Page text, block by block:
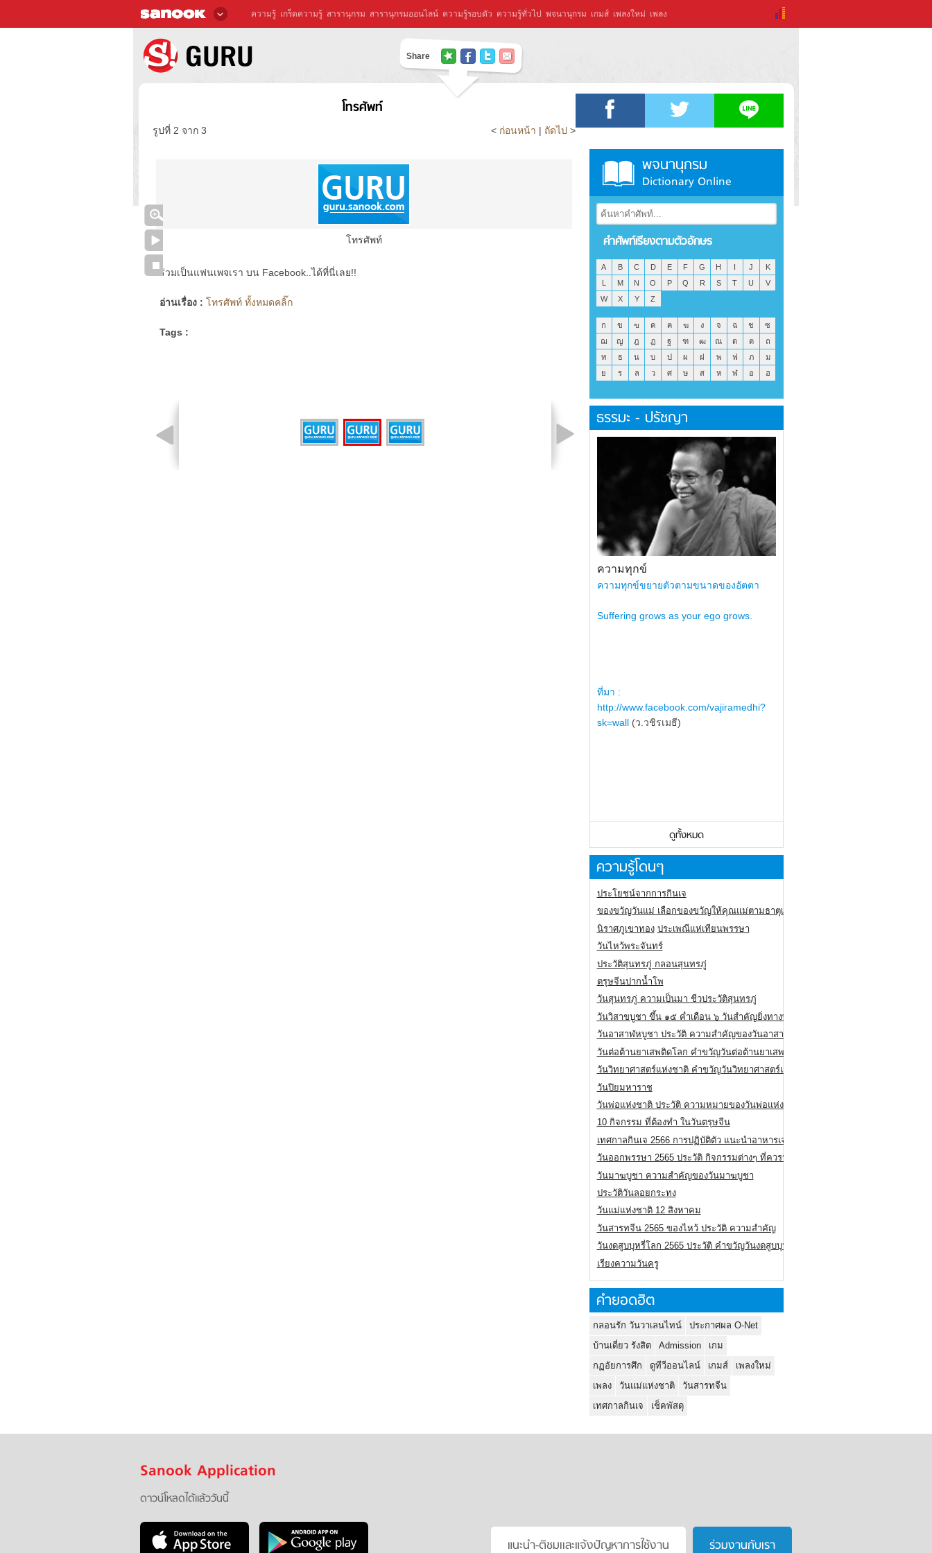
ความรู้ เกร็ดความรู้ สารานุกรม สารานุกรมออนไลน์ ความรู้รอบตัว ความรู้ทั่วไป พจนานุกรม เกมส์ เพลงใหม่ เพลง
Share
โทรศัพท์
รูปที่ 2 จาก 3 < ก่อนหน้า | ถัดไป >
โทรศัพท์
ร่วมเป็นแฟนเพจเรา บน Facebook..ได้ที่นี่เลย!!
อ่านเรื่อง : โทรศัพท์ ทั้งหมดคลิ๊ก
Tags :
พจนานุกรม
Dictionary Online
คำศัพท์เรียงตามตัวอักษร
A B C D E F G H I J
K
L
M N O P Q R S T U
V
W
X Y Z
ก ข ฃ ค ฅ ฆ ง จ ฉ ช
ซ
ฌ
ญ ฎ ฏ ฐ ฑ ฒ ณ ด ต
ถ
ท
ธ น บ ป ผ ฝ พ ฟ ภ
ม
ย
ร ล ว ศ ษ ส ห ฬ อ ฮ
ธรรมะ - ปรัชญา
ความทุกข์
ความทุกข์ขยายตัวตามขนาดของอัตตา
Suffering grows as your ego grows.
ที่มา :
http://www.facebook.com/vajiramedhi?
sk=wall (ว.วชิรเมธี)
ดูทั้งหมด
ความรู้โดนๆ
ประโยชน์จากการกินเจ
ของขวัญวันแม่ เลือกของขวัญให้คุณแม่ตามธาตุเกิด
นิราศภูเขาทอง ประเพณีแห่เทียนพรรษา
วันไหว้พระจันทร์
ประวัติสุนทรภู่ กลอนสุนทรภู่
ตรุษจีนปากน้ำโพ
วันสุนทรภู่ ความเป็นมา ชีวประวัติสุนทรภู่
วันวิสาขบูชา ขึ้น ๑๕ ค่ำเดือน ๖ วันสำคัญยิ่งทางพระพุทธศาสนา
วันอาสาฬหบูชา ประวัติ ความสําคัญของวันอาสาฬหบูชา
วันต่อต้านยาเสพติดโลก คำขวัญวันต่อต้านยาเสพติดสากล
วันวิทยาศาสตร์แห่งชาติ คำขวัญวันวิทยาศาสตร์แห่งชาติ
วันปิยมหาราช
วันพ่อแห่งชาติ ประวัติ ความหมายของวันพ่อแห่งชาติ
10 กิจกรรม ที่ต้องทำ ในวันตรุษจีน
เทศกาลกินเจ 2566 การปฏิบัติตัว แนะนำอาหารเจ
วันออกพรรษา 2565 ประวัติ กิจกรรมต่างๆ ที่ควรปฏิบัติ
วันมาฆบูชา ความสำคัญของวันมาฆบูชา
ประวัติวันลอยกระทง
วันแม่แห่งชาติ 12 สิงหาคม
วันสารทจีน 2565 ของไหว้ ประวัติ ความสำคัญ
วันงดสูบบุหรี่โลก 2565 ประวัติ คำขวัญวันงดสูบบุหรี่โลก
เรียงความวันครู
คำยอดฮิต
กลอนรัก วันวาเลนไทน์
ประกาศผล O-Net
บ้านเดี่ยว รังสิต
Admission
เกม
กฏอัยการศึก
ดูทีวีออนไลน์ เกมส์
เพลงใหม่
เพลง
วันแม่แห่งชาติ
วันสารทจีน
เทศกาลกินเจ
เช็คพัสดุ
Sanook Application
ดาวน์โหลดได้แล้ววันนี้
แนะนำ-ติชมเเละแจ้งปัญหาการใช้งาน ร่วมงานกับเรา